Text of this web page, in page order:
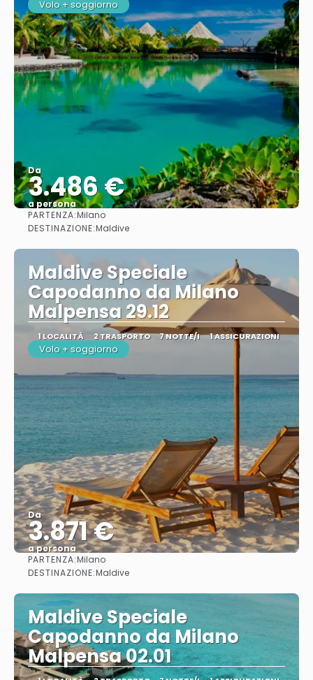
Volo + soggiorno
Da
3.486 €
a persona
PARTENZA:Milano
DESTINAZIONE:Maldive
Maldive Speciale
Capodanno da Milano
Malpensa 29.12
1 LOCALITÀ 2 TRASPORTO 7 NOTTE/I 1 ASSICURAZIONI
Volo + soggiorno
Da
3.871 €
a persona
PARTENZA:Milano
DESTINAZIONE:Maldive
Maldive Speciale
Capodanno da Milano
Malpensa 02.01